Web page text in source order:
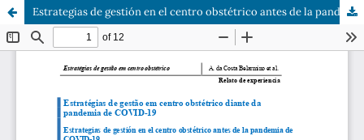
Estrategias de gestión en el centro obstétrico antes de la pandemia de COVID-19